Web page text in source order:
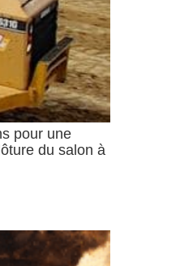
pour une
du salon à